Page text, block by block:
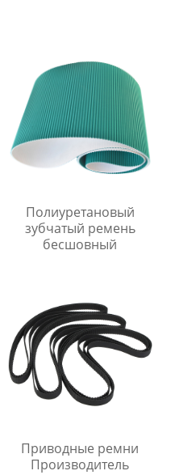
Полиуретановый
зубчатый ремень
бесшовный
Приводные ремни
Производитель